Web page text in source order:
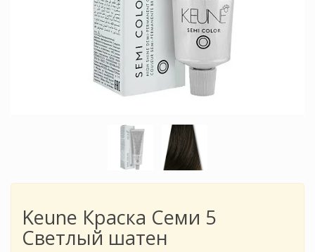
Keune Краска Семи 5
Светлый шатен